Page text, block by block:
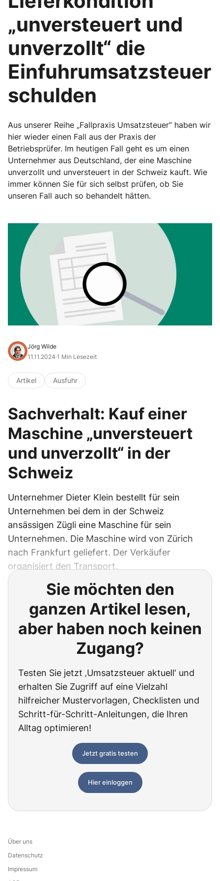
„unversteuert und
unverzollt“ die
Einfuhrumsatzsteuer
schulden
Aus unserer Reihe „Fallpraxis Umsatzsteuer“ haben wir
hier wieder einen Fall aus der Praxis der
Betriebsprüfer. Im heutigen Fall geht es um einen
Unternehmer aus Deutschland, der eine Maschine
unverzollt und unversteuert in der Schweiz kauft. Wie
immer können Sie für sich selbst prüfen, ob Sie
unseren Fall auch so behandelt hätten.
Jörg Wilde
11.11.2024·1 Min Lesezeit
Artikel Ausfuhr
Sachverhalt: Kauf einer
Maschine „unversteuert
und unverzollt“ in der
Schweiz
Unternehmer Dieter Klein bestellt für sein
Unternehmen bei dem in der Schweiz
ansässigen Zügli eine Maschine für sein
Unternehmen. Die Maschine wird von Zürich
nach Frankfurt geliefert. Der Verkäufer
organisiert den Transport.
Sie möchten den
ganzen Artikel lesen,
aber haben noch keinen
Zugang?
Testen Sie jetzt ‚Umsatzsteuer aktuell‘ und
erhalten Sie Zugriff auf eine Vielzahl
hilfreicher Mustervorlagen, Checklisten und
Schritt-für-Schritt-Anleitungen, die Ihren
Alltag optimieren!
Jetzt gratis testen
Hier einloggen
Über uns
Datenschutz
Impressum